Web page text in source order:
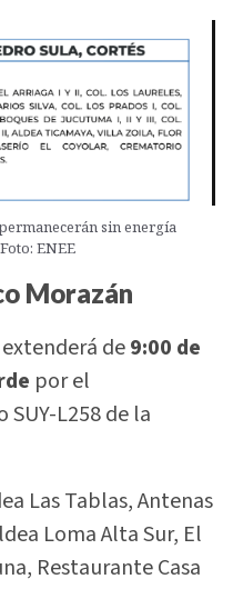
sin energía
ENEE
Morazán
de9:00 de
por el
L258 de la
Las Tablas, Antenas
Loma Alta Sur, El
Restaurante Casa